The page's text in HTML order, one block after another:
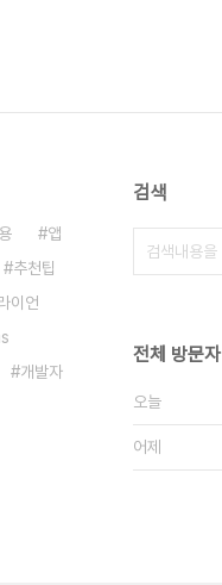
앱
추천팁
이언
개발자
검색
전체 방문자
오늘
어제